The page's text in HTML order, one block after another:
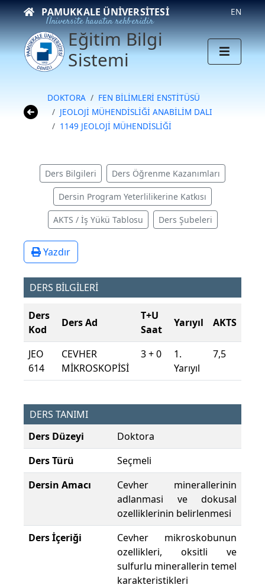
PAMUKKALE ÜNIVERSITESI
Üniversite hayatın rehberidir
EN
Eğitim Bilgi
Sistemi
DOKTORA
FEN BİLİMLERİ ENSTİTÜSÜ
JEOLOJİ MÜHENDİSLİĞİ ANABİLİM DALI
1149 JEOLOJİ MÜHENDİSLİĞİ
Ders Bilgileri Ders Öğrenme Kazanımları
Dersin Program Yeterlilikerine Katkısı
AKTS / İş Yükü Tablosu Ders Şubeleri
Yazdır
DERS BİLGİLERİ
Ders
Kod
Ders Ad
T+U
Saat
Yarıyıl AKTS
JEO
614
CEVHER
MİKROSKOPİSİ
3 + 0
1.
Yarıyıl
7,5
DERS TANIMI
Ders Düzeyi
Doktora
Ders Türü
Seçmeli
Dersin Amacı
Cevher minerallerinin
adlanmasi ve dokusal
ozelliklerinin belirlenmesi
Ders İçeriği
Cevher mikroskobunun
ozellikleri, oksitli ve
sulfurlu minerallerin temel
karakteristikleri